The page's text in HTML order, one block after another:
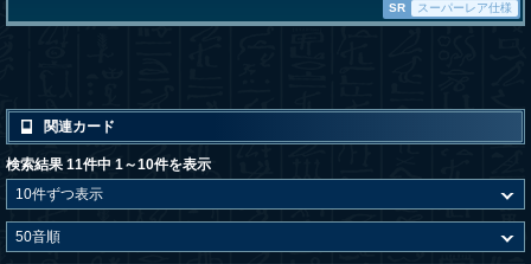
SR スーパーレア仕様
関連カード
検索結果 11件中 1～10件を表示